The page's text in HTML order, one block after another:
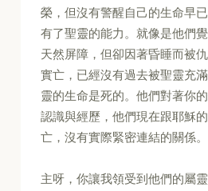
榮，但沒有警醒自己的生命早
有了聖靈的能力。就像是他們
天然屏障，但卻因著昏睡而被
實亡，已經沒有過去被聖靈充
靈的生命是死的。他們對著你
認識與經歷，他們現在跟耶穌
亡，沒有實際緊密連結的關係。
主呀，你讓我領受到他們的屬